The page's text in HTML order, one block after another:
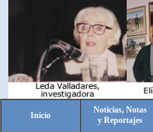
Inicio
Noticias, Notas
y Reportajes